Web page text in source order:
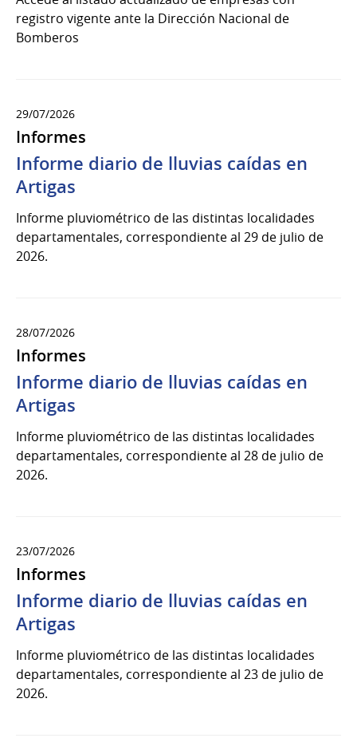
registro vigente ante la Dirección Nacional de
Bomberos
29/07/2026
Informes
Informe diario de lluvias caídas en
Artigas
Informe pluviométrico de las distintas localidades
departamentales, correspondiente al 29 de julio de
2026.
28/07/2026
Informes
Informe diario de lluvias caídas en
Artigas
Informe pluviométrico de las distintas localidades
departamentales, correspondiente al 28 de julio de
2026.
23/07/2026
Informes
Informe diario de lluvias caídas en
Artigas
Informe pluviométrico de las distintas localidades
departamentales, correspondiente al 23 de julio de
2026.